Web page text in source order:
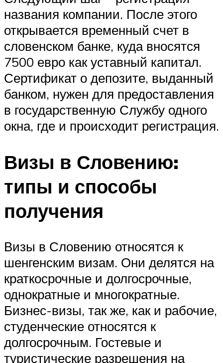
названия компании. После этого
открывается временный счет в
словенском банке, куда вносятся
7500 евро как уставный капитал.
Сертификат о депозите, выданный
банком, нужен для предоставления
в государственную Службу одного
окна, где и происходит регистрация.
Визы в Словению:
типы и способы
получения
Визы в Словению относятся к
шенгенским визам. Они делятся на
краткосрочные и долгосрочные,
однократные и многократные.
Бизнес-визы, так же, как и рабочие,
студенческие относятся к
долгосрочным. Гостевые и
туристические разрешения на